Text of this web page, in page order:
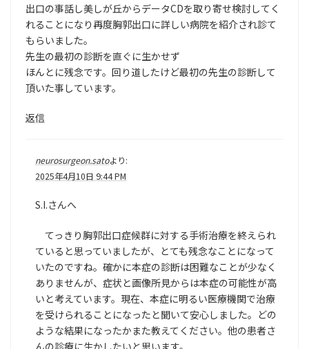
出口の事話し美しが丘からデータCDを取り寄せ検討してく
れることになり再度胸郭出口に詳しい病院を紹介され診て
もらいました。
先生の最初の診断を直ぐに生かせず
ほんとに残念です。回り道したけど最初の先生の診断して
頂いた事しています。
返信
neurosurgeon.satoより:
2025年4月10日 9:44 PM
S.I.さんへ
てっきり胸郭出口症候群に対する手術治療を終えられ
ていると思っていましたが、とても残念なことになって
いたのですね。確かに本症の診断は困難なことが少なく
ありませんが、症状と画像所見からは本症の可能性が高
いと考えています。現在、本症に明るい医療機関で治療
を受けられることになったと聞いて安心しました。どの
ような結果になったかまた教えてください。他の患者さ
んの診療に生かしたいと思います。